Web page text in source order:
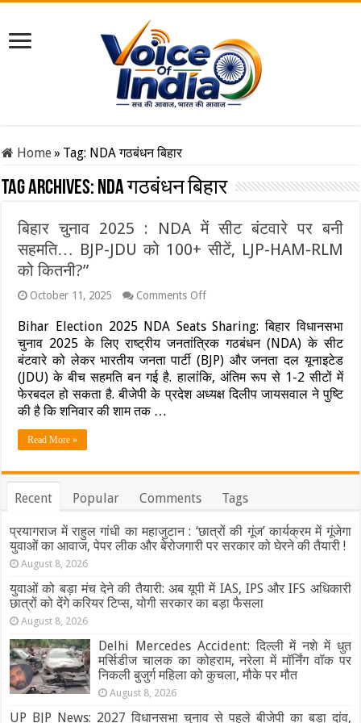
Home» Tag: NDA गठबंधन बिहार
Tag Archives: NDA गठबंधन बिहार
बिहार चुनाव 2025 : NDA में सीट बंटवारे पर बनी
सहमति… BJP-JDU को 100+ सीटें, LJP-HAM-RLM
को कितनी?”
October 11, 2025 Comments Offon
चुनाव
2025
:
NDA
में
सीट
बंटवारे
JDU
100+
LJP-
HAM-
RLM
Bihar Election 2025 NDA Seats Sharing: बिहार विधानसभा
चुनाव 2025 के लिए राष्ट्रीय जनतांत्रिक गठबंधन (NDA) के सीट
बंटवारे को लेकर भारतीय जनता पार्टी (BJP) और जनता दल यूनाइटेड
(JDU) के बीच सहमति बन गई है. हालांकि, अंतिम रूप से 1-2 सीटों में
फेरबदल हो सकता है. बीजेपी के प्रदेश अध्यक्ष दिलीप जायसवाल ने पुष्टि
की है कि शनिवार की शाम तक …
Read More »
Recent Popular Comments Tags
प्रयागराज में राहुल गांधी का महाजुटान : ‘छात्रों की गूंज’ कार्यक्रम में गूंजेगा
युवाओं का आवाज, पेपर लीक और बेरोजगारी पर सरकार को घेरने की तैयारी !
August 8, 2026
युवाओं को बड़ा मंच देने की तैयारी: अब यूपी में IAS, IPS और IFS अधिकारी
छात्रों को देंगे करियर टिप्स, योगी सरकार का बड़ा फैसला
August 8, 2026
Delhi Mercedes Accident: दिल्ली में नशे में धुत
मर्सिडीज चालक का कोहराम, नरेला में मॉर्निंग वॉक पर
निकली बुजुर्ग महिला को कुचला, मौके पर मौत
August 8, 2026
UP BJP News: 2027 विधानसभा चुनाव से पहले बीजेपी का बड़ा दांव,